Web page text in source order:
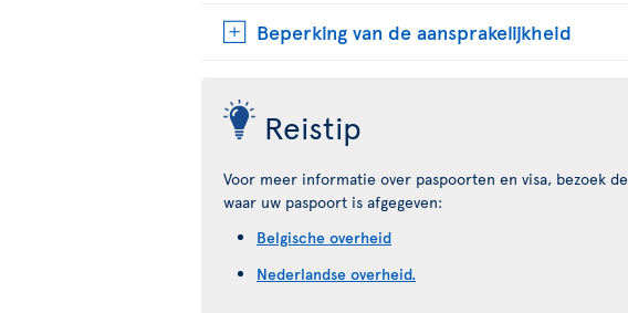
Beperking van de aansprakelijkheid
Reistip
Voor meer informatie over paspoorten en visa, bezoek
waar uw paspoort is afgegeven:
Belgische overheid
Nederlandse overheid.